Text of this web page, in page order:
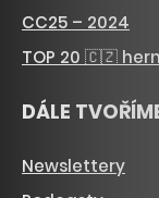
CC25 – 2024
TOP 20 🇨🇿
DÁLE
Newslettery